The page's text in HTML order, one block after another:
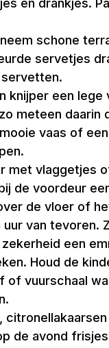
en drankjes.
schone
servetjes
een
meteen daarin
vaas of
vlaggetjes
de voordeur
de vloer of
van
een
Houd de
vuurschaal
de avond